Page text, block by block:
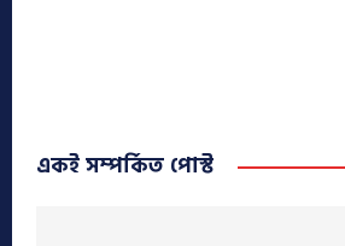
একই সম্পর্কিত পোস্ট